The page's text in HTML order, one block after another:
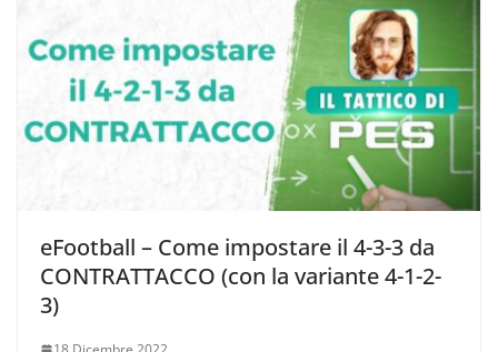
eFootball – Come impostare il 4-3-3 da
CONTRATTACCO (con la variante 4-1-2-
3)